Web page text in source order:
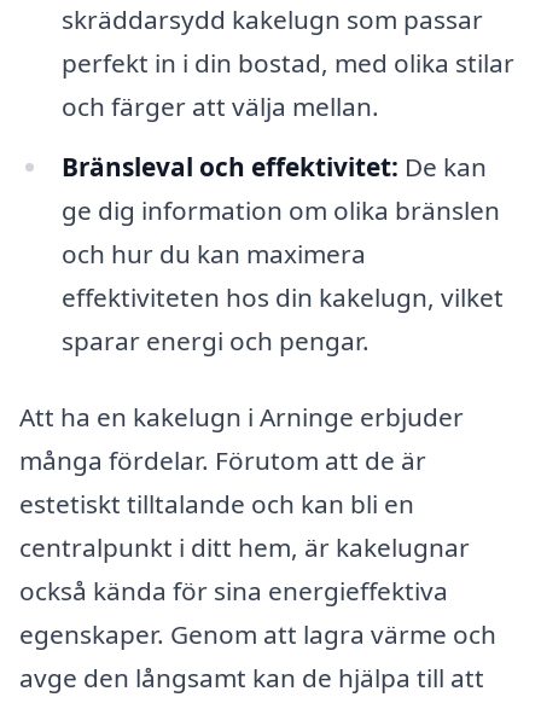
skräddarsydd kakelugn som passar
perfekt in i din bostad, med olika stilar
och färger att välja mellan.
Bränsleval och effektivitet: De kan
ge dig information om olika bränslen
och hur du kan maximera
effektiviteten hos din kakelugn, vilket
sparar energi och pengar.
Att ha en kakelugn i Arninge erbjuder
många fördelar. Förutom att de är
estetiskt tilltalande och kan bli en
centralpunkt i ditt hem, är kakelugnar
också kända för sina energieffektiva
egenskaper. Genom att lagra värme och
avge den långsamt kan de hjälpa till att